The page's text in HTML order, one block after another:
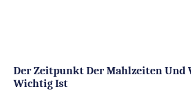
Der Zeitpunkt Der Mahlzeiten Und
Wichtig Ist